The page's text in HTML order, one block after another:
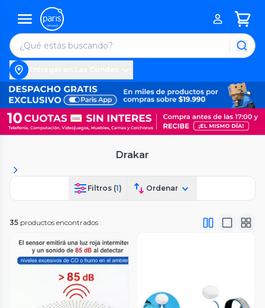
Drakar
Filtros (1) Ordenar
35 productos encontrados